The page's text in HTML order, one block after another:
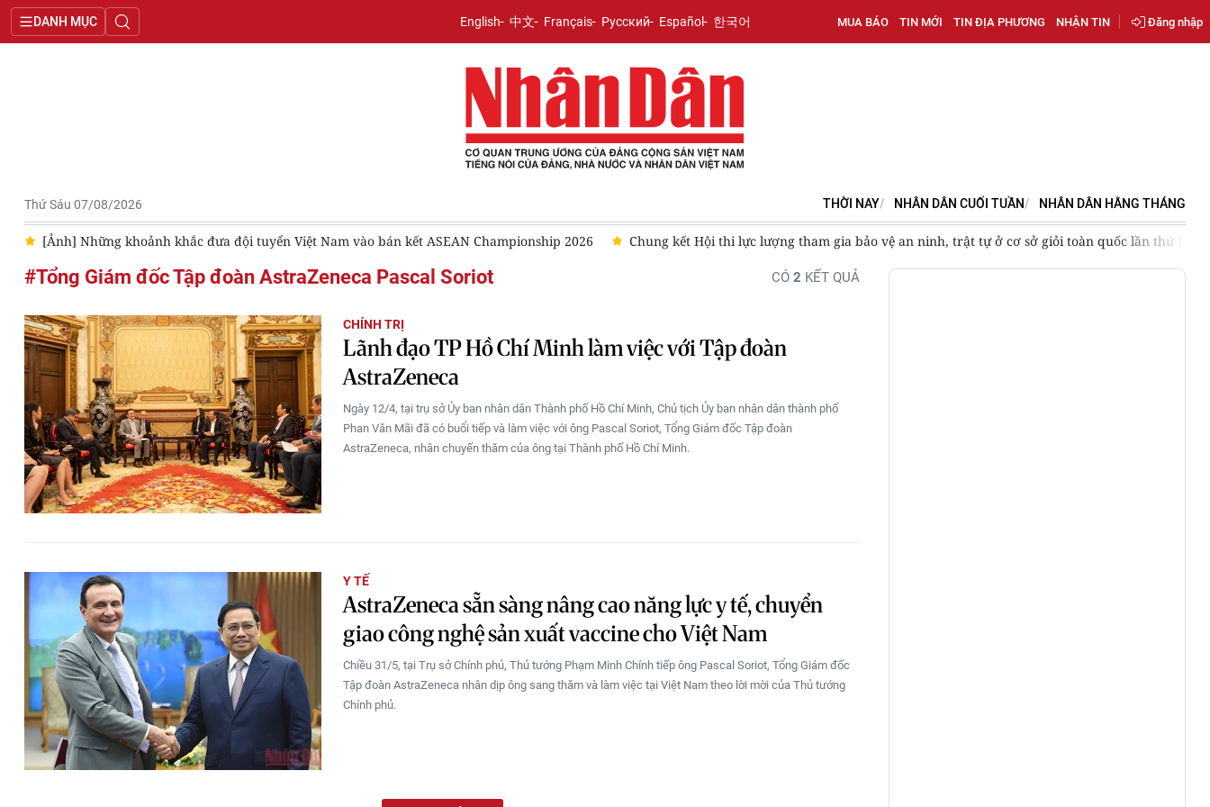
DANH MỤC English 中文 Français Русский Español 한국어 MUA BÁO TIN MỚI TIN ĐỊA PHƯƠNG NHẬN TIN Đăng nhập
Thứ Sáu 07/08/2026 THỜI NAY NHÂN DÂN CUỐI TUẦN NHÂN DÂN HẰNG THÁNG
[Ảnh] Những khoảnh khắc đưa đội tuyển Việt Nam vào bán kết ASEAN Championship 2026 Chung kết Hội thi lực lượng tham gia bảo vệ an ninh, trật tự ở cơ sở giỏi toàn quốc lần thứ I
#Tổng Giám đốc Tập đoàn AstraZeneca Pascal Soriot CÓ 2 KẾT QUẢ
CHÍNH TRỊ
Lãnh đạo TP Hồ Chí Minh làm việc với Tập đoàn
AstraZeneca
Ngày 12/4, tại trụ sở Ủy ban nhân dân Thành phố Hồ Chí Minh, Chủ tịch Ủy ban nhân dân thành phố
Phan Văn Mãi đã có buổi tiếp và làm việc với ông Pascal Soriot, Tổng Giám đốc Tập đoàn
AstraZeneca, nhân chuyến thăm của ông tại Thành phố Hồ Chí Minh.
Y TẾ
AstraZeneca sẵn sàng nâng cao năng lực y tế, chuyển
giao công nghệ sản xuất vaccine cho Việt Nam
Chiều 31/5, tại Trụ sở Chính phủ, Thủ tướng Phạm Minh Chính tiếp ông Pascal Soriot, Tổng Giám đốc
Tập đoàn AstraZeneca nhân dịp ông sang thăm và làm việc tại Việt Nam theo lời mời của Thủ tướng
Chính phủ.